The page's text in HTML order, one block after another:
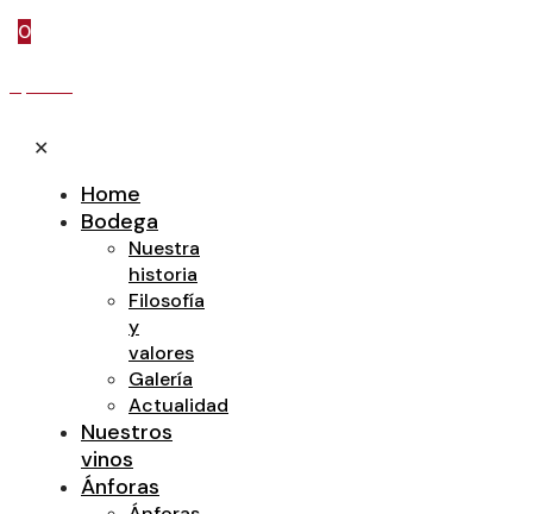
0
✕
Home
Bodega
Nuestra
historia
Filosofía
y
valores
Galería
Actualidad
Nuestros
vinos
Ánforas